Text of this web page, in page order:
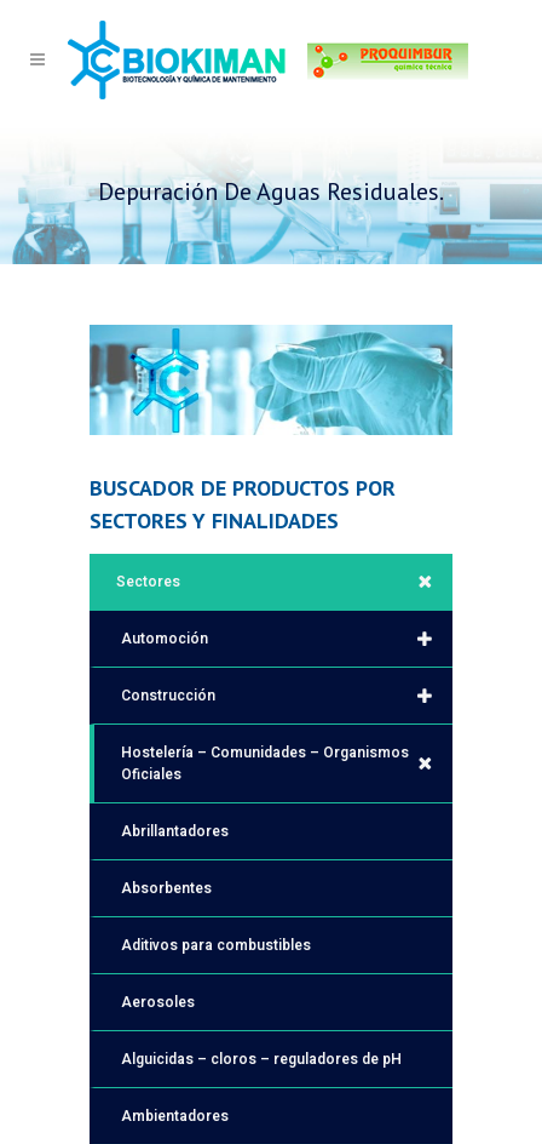
Depuración De Aguas Residuales.
BUSCADOR DE PRODUCTOS POR
SECTORES Y FINALIDADES
Sectores
Automoción
Construcción
Hostelería – Comunidades – Organismos
Oficiales
Abrillantadores
Absorbentes
Aditivos para combustibles
Aerosoles
Alguicidas – cloros – reguladores de pH
Ambientadores